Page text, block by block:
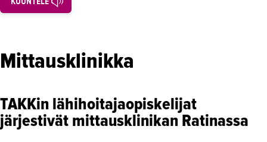
Maahanmuuttaneiden koulutukset
Asiakaspalvelu
Mittausklinikka
TAKKin lähihoitajaopiskelijat
järjestivät mittausklinikan Ratinassa